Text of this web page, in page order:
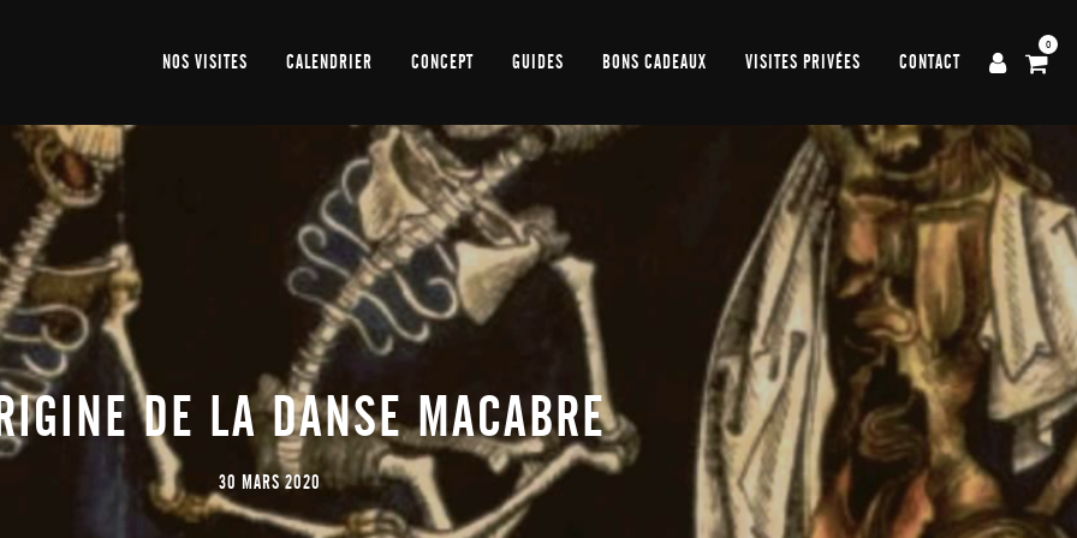
NOS VISITES CALENDRIER CONCEPT GUIDES BONS CADEAUX VISITES PRIVÉES CONTACT
0
DE LA DANSE MACABRE
30 MARS 2020